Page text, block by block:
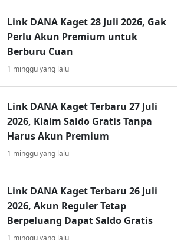
Link DANA Kaget 28 Juli 2026, Gak
Perlu Akun Premium untuk
Berburu Cuan
1 minggu yang lalu
Link DANA Kaget Terbaru 27 Juli
2026, Klaim Saldo Gratis Tanpa
Harus Akun Premium
1 minggu yang lalu
Link DANA Kaget Terbaru 26 Juli
2026, Akun Reguler Tetap
Berpeluang Dapat Saldo Gratis